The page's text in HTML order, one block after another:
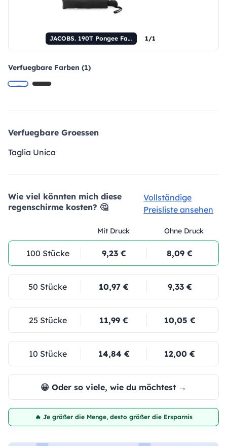
JACOBS. 190T Pongee Faltbarer Regenschirm mit automatischer Öffnung 1/1
Verfuegbare Farben (1)
Verfuegbare Groessen
Taglia Unica
Wie viel könnten mich diese
regenschirme kosten? 🤔
Vollständige
Preisliste ansehen
Mit Druck Ohne Druck
100 Stücke 9,23 € 8,09 €
50 Stücke 10,97 € 9,33 €
25 Stücke 11,99 € 10,05 €
10 Stücke 14,84 € 12,00 €
😀 Oder so viele, wie du möchtest →
🔥 Je größer die Menge, desto größer die Ersparnis